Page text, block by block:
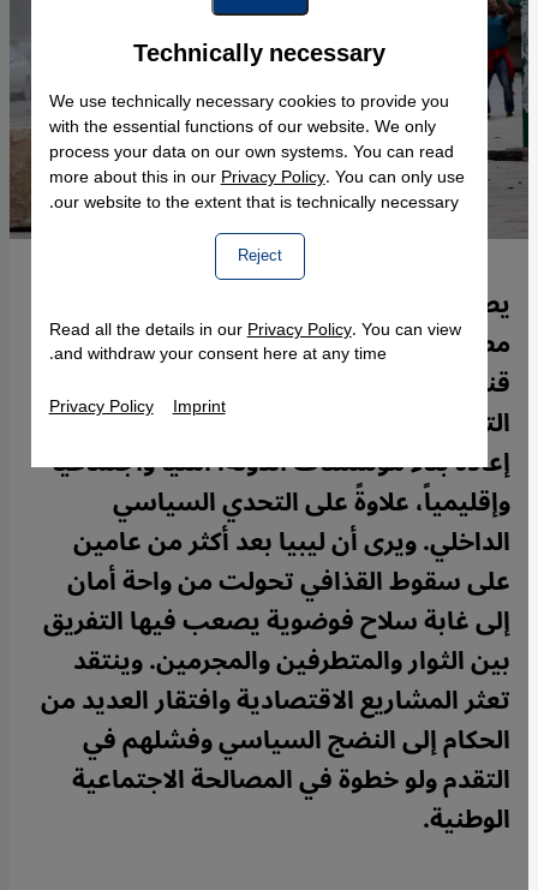
يصف الكاتب والمحلل السياسي الليبي
مصطفى الفيتوري، في تحليله التالي لموقع
قنطرة، أربعة تحديات كبرى تعيق عملية
التحول الديمقراطي في ليبيا الجديدة وتقوض
إعادة بناء مؤسسات الدولة: أمنياً واجتماعياً
وإقليمياً، علاوةً على التحدي السياسي
الداخلي. ويرى أن ليبيا بعد أكثر من عامين
على سقوط القذافي تحولت من واحة أمان
إلى غابة سلاح فوضوية يصعب فيها التفريق
بين الثوار والمتطرفين والمجرمين. وينتقد
تعثر المشاريع الاقتصادية وافتقار العديد من
الحكام إلى النضج السياسي وفشلهم في
التقدم ولو خطوة في المصالحة الاجتماعية
الوطنية.
Technically necessary
We use technically necessary cookies to provide you
with the essential functions of our website. We only
process your data on our own systems. You can read
more about this in ourPrivacy Policy. You can only use
our website to the extent that is technically necessary.
Reject
Google Maps Embed
Read all the details in ourPrivacy Policy. You can view
and withdraw your consent here at any time.
Privacy Policy Imprint